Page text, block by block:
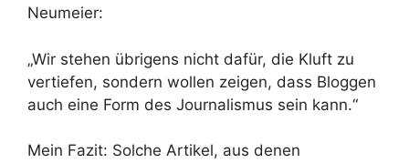
Neumeier:
„Wir stehen übrigens nicht dafür, die Kluft zu
vertiefen, sondern wollen zeigen, dass Bloggen
auch eine Form des Journalismus sein kann.“
Mein Fazit: Solche Artikel, aus denen